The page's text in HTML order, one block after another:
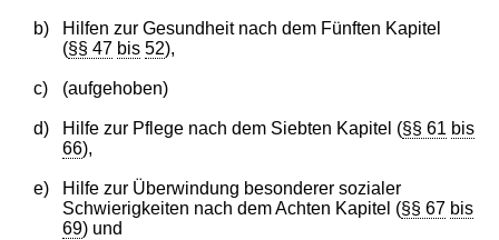
b)
Hilfen zur Gesundheit nach dem Fünften Kapitel
(§§ 47 bis 52),
c) (aufgehoben)
d) Hilfe zur Pflege nach dem Siebten Kapitel (§§ 61 bis
66),
e)
Hilfe zur Überwindung besonderer sozialer
Schwierigkeiten nach dem Achten Kapitel (§§ 67 bis
69) und